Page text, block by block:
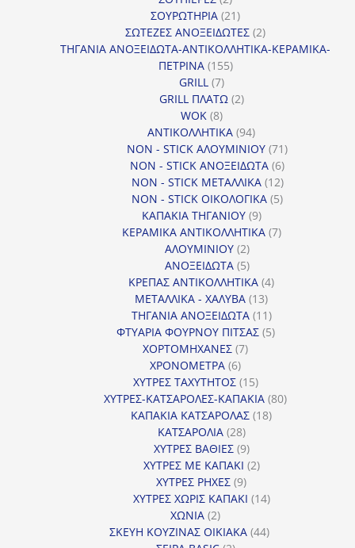
προϊόντα
ΣΟΥΡΩΤΗΡΙΑ 2121
προϊόντα
ΣΩΤΕΖΕΣ ΑΝΟΞΕΙΔΩΤΕΣ 22
προϊόντα
ΤΗΓΑΝΙΑ ΑΝΟΞΕΙΔΩΤΑ-ΑΝΤΙΚΟΛΛΗΤΙΚΑ-ΚΕΡΑΜΙΚΑ-
ΠΕΤΡΙΝΑ 155155
GRILL 77
προϊόντα
GRILL ΠΛΑΤΩ 22
WOK 88
προϊόντα
ΑΝΤΙΚΟΛΛΗΤΙΚΑ 9494
προϊόντα
NON - STICK ΑΛΟΥΜΙΝΙΟΥ 7171
προϊόντα
NON - STICK ΑΝΟΞΕΙΔΩΤΑ 66
προϊόντα
NON - STICK ΜΕΤΑΛΛΙΚΑ 1212
προϊόντα
NON - STICK ΟΙΚΟΛΟΓΙΚΑ 55
ΚΑΠΑΚΙΑ ΤΗΓΑΝΙΟΥ 99
προϊόντα
ΚΕΡΑΜΙΚΑ ΑΝΤΙΚΟΛΛΗΤΙΚΑ 77
ΑΛΟΥΜΙΝΙΟΥ 22
προϊόντα
ΑΝΟΞΕΙΔΩΤΑ 55
προϊόντα
ΚΡΕΠΑΣ ΑΝΤΙΚΟΛΛΗΤΙΚΑ 44
ΜΕΤΑΛΛΙΚΑ - ΧΑΛΥΒΑ 1313
προϊόντα
ΤΗΓΑΝΙΑ ΑΝΟΞΕΙΔΩΤΑ 1111
προϊόντα
ΦΤΥΑΡΙΑ ΦΟΥΡΝΟΥ ΠΙΤΣΑΣ 55
ΧΟΡΤΟΜΗΧΑΝΕΣ 77
ΧΡΟΝΟΜΕΤΡΑ 66
προϊόντα
ΧΥΤΡΕΣ ΤΑΧΥΤΗΤΟΣ 1515
προϊόντα
ΧΥΤΡΕΣ-ΚΑΤΣΑΡΟΛΕΣ-ΚΑΠΑΚΙΑ 8080
ΚΑΠΑΚΙΑ ΚΑΤΣΑΡΟΛΑΣ 1818
ΚΑΤΣΑΡΟΛΙΑ 2828
προϊόντα
ΧΥΤΡΕΣ ΒΑΘΙΕΣ 99
προϊόντα
ΧΥΤΡΕΣ ΜΕ ΚΑΠΑΚΙ 22
ΧΥΤΡΕΣ ΡΗΧΕΣ 99
προϊόντα
ΧΥΤΡΕΣ ΧΩΡΙΣ ΚΑΠΑΚΙ 1414
ΧΩΝΙΑ 22
προϊόντα
ΣΚΕΥΗ ΚΟΥΖΙΝΑΣ ΟΙΚΙΑΚΑ 4444